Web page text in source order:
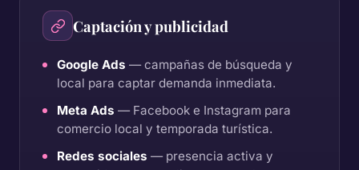
Captación y publicidad
Google Ads — campañas de búsqueda y
local para captar demanda inmediata.
Meta Ads — Facebook e Instagram para
comercio local y temporada turística.
Redes sociales — presencia activa y